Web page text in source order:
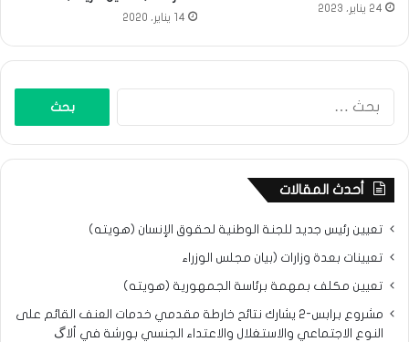
24 يناير، 2023
14 يناير، 2020
أحدث المقالات
تعيين رئيس جديد للجنة الوطنية لحقوق الإنسان (هويته)
تعيينات بعدة وزارات (بيان مجلس الوزراء
تعيين مكلف بمهمة برئاسة الجمهورية (هويته)
مشروع برابس-2 يشارك نتائح خارطة مقدمي خدمات العنف القائم على
النوع الاجتماعي والاستغلال والاعتداء الجنسي بورشة في ألاگ